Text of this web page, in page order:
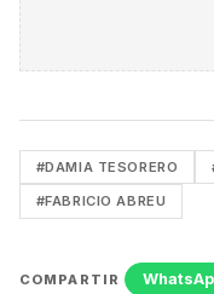
#DAMIA TESORERO
#FABRICIO ABREU
COMPARTIR